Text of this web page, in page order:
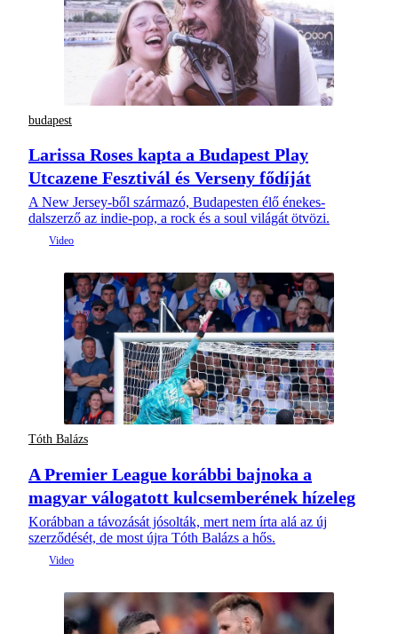
budapest
Larissa Roses kapta a Budapest Play
Utcazene Fesztivál és Verseny fődíját
A New Jersey-ből származó, Budapesten élő énekes-
dalszerző az indie-pop, a rock és a soul világát ötvözi.
Tóth Balázs
A Premier League korábbi bajnoka a
magyar válogatott kulcsemberének hízeleg
Korábban a távozását jósolták, mert nem írta alá az új
szerződését, de most újra Tóth Balázs a hős.